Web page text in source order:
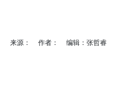
来源： 作者： 编辑：张哲睿